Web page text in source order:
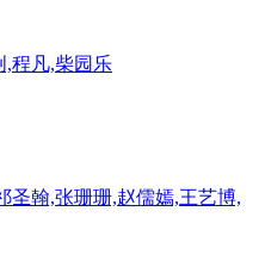
,程凡,柴园乐
圣翰,张珊珊,赵儒嫣,王艺博,